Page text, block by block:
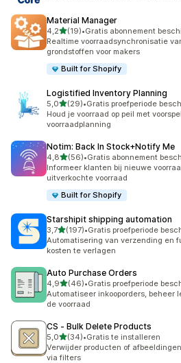
Material Manager
4,2van 5 sterren
(19)
19 recensies in totaal
•Gratis abonnement
Realtime voorraadsynchronisatie
grondstoffen voor makers
Built for Shopify
Logistified Inventory Planning
5,0van 5 sterren
(29)
29 recensies in totaal
•Gratis proefperiode
Houd je voorraad op peil met
voorraadplanning
Notim: Back In Stock+Notify Me
4,8van 5 sterren
(56)
56 recensies in totaal
•Gratis abonnement
Informeer klanten bij nieuwe
uitverkochte voorraad
Built for Shopify
Starshipit shipping automation
3,7van 5 sterren
(197)
197 recensies in totaal
•Gratis proefperiode
Automatisering van verzending en
kosten te verlagen
Auto Purchase Orders
4,9van 5 sterren
(46)
46 recensies in totaal
•Gratis proefperiode
Automatiseer inkooporders, beheer
de voorraad
CS ‑ Bulk Delete Products
5,0van 5 sterren
(34)
34 recensies in totaal
•Gratis te installeren
Verwijder producten of
via filters